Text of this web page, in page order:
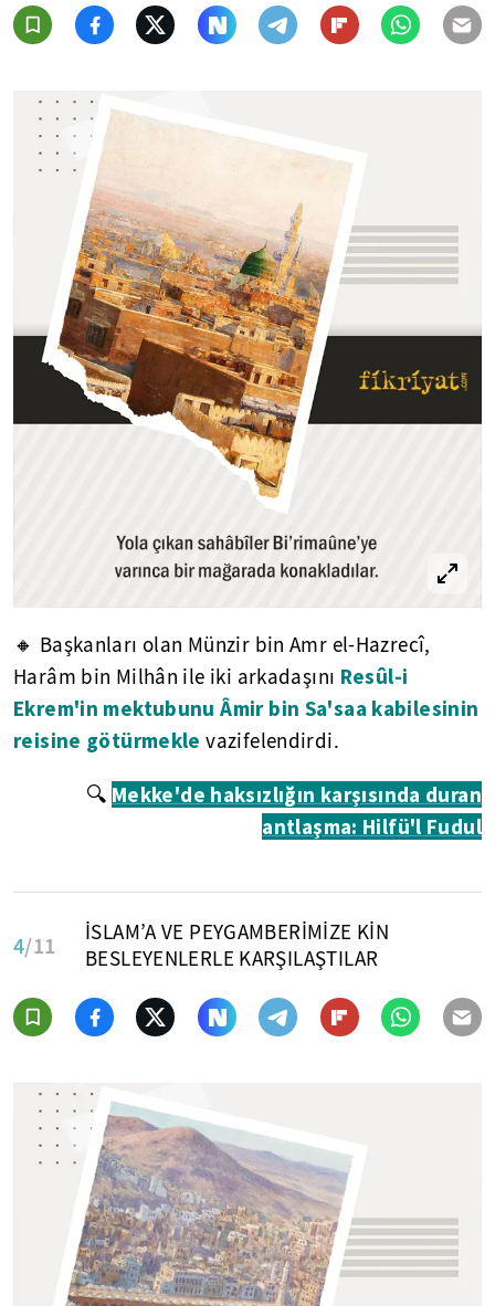
🔸 Başkanları olan Münzir bin Amr el-Hazrecî,
Harâm bin Milhân ile iki arkadaşını Resûl-i
Ekrem'in mektubunu Âmir bin Sa'saa kabilesinin
reisine götürmekle vazifelendirdi.
🔍 Mekke'de haksızlığın karşısında duran
antlaşma: Hilfü'l Fudul
4/11
İSLAM’A VE PEYGAMBERİMİZE KİN
BESLEYENLERLE KARŞILAŞTILAR